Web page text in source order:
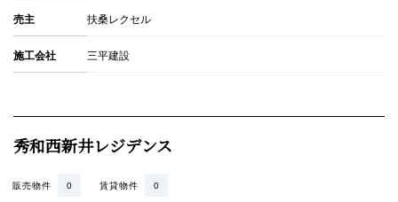
売主 扶桑レクセル
施工会社 三平建設
秀和西新井レジデンス
賃貸物件 0
販売物件 0